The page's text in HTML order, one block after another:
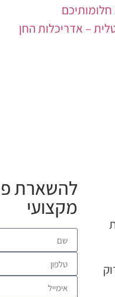
חלומותיכם
– אדריכלות החן
להשארת
מקצועי